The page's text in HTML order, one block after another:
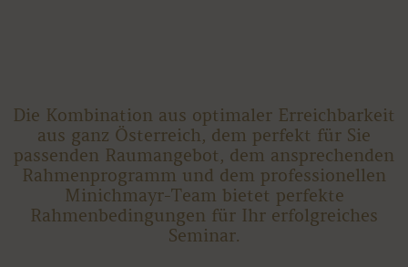
Die Kombination aus optimaler Erreichbarkeit
aus ganz Österreich, dem perfekt für Sie
passenden Raumangebot, dem ansprechenden
Rahmenprogramm und dem professionellen
Minichmayr-Team bietet perfekte
Rahmenbedingungen für Ihr erfolgreiches
Seminar.